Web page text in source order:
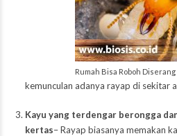
Rumah Bisa Roboh Diserang
kemunculan adanya rayap di sekitar
Kayu yang terdengar berongga
kertas– Rayap biasanya memakan